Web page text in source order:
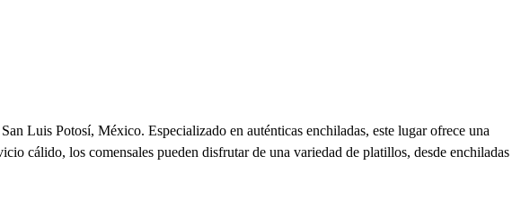
Luis Potosí, México. Especializado en auténticas enchiladas, este lugar ofrece una
cálido, los comensales pueden disfrutar de una variedad de platillos, desde enchiladas